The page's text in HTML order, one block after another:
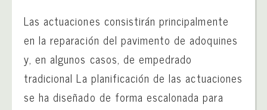
Las actuaciones consistirán principalmente
en la reparación del pavimento de adoquines
y, en algunos casos, de empedrado
tradicional La planificación de las actuaciones
se ha diseñado de forma escalonada para